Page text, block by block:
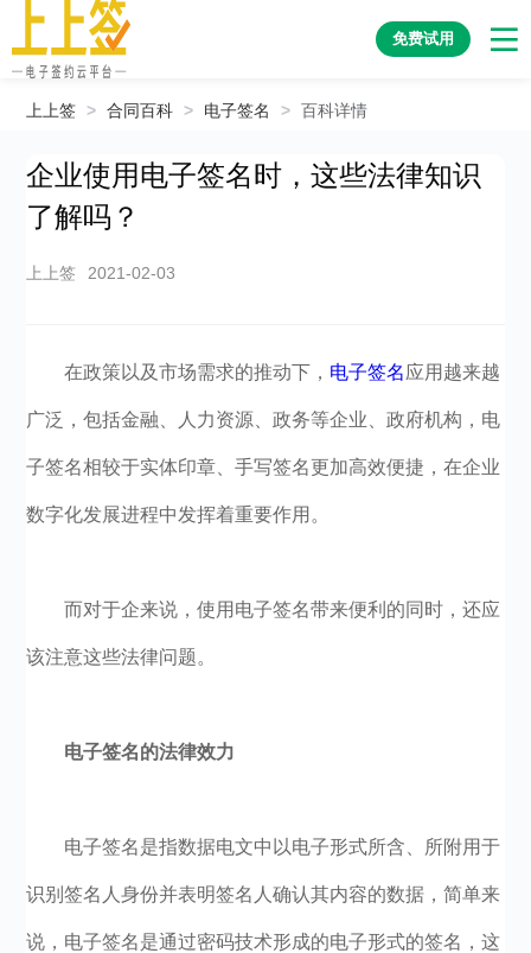
免费试用
上上签 > 合同百科 > 电子签名 > 百科详情
企业使用电子签名时，这些法律知识
了解吗？
上上签 2021-02-03
在政策以及市场需求的推动下， 电子签名应用越来越
广泛，包括金融、人力资源、政务等企业、政府机构，电
子签名相较于实体印章、手写签名更加高效便捷，在企业
数字化发展进程中发挥着重要作用。
而对于企来说，使用电子签名带来便利的同时，还应
该注意这些法律问题。
电子签名的法律效力
电子签名是指数据电文中以电子形式所含、所附用于
识别签名人身份并表明签名人确认其内容的数据，简单来
说，电子签名是通过密码技术形成的电子形式的签名，这